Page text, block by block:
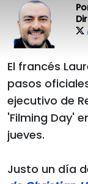
El francés
pasos
ejecutivo de
'Filming Day'
jueves.
Justo un día